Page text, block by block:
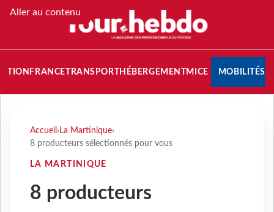
Aller au contenu
FRANCETRANSPORT HÉBERGEMENTMICE MOBILITÉS
Accueil › La Martinique›
8 producteurs sélectionnés pour vous
LA MARTINIQUE
8 producteurs